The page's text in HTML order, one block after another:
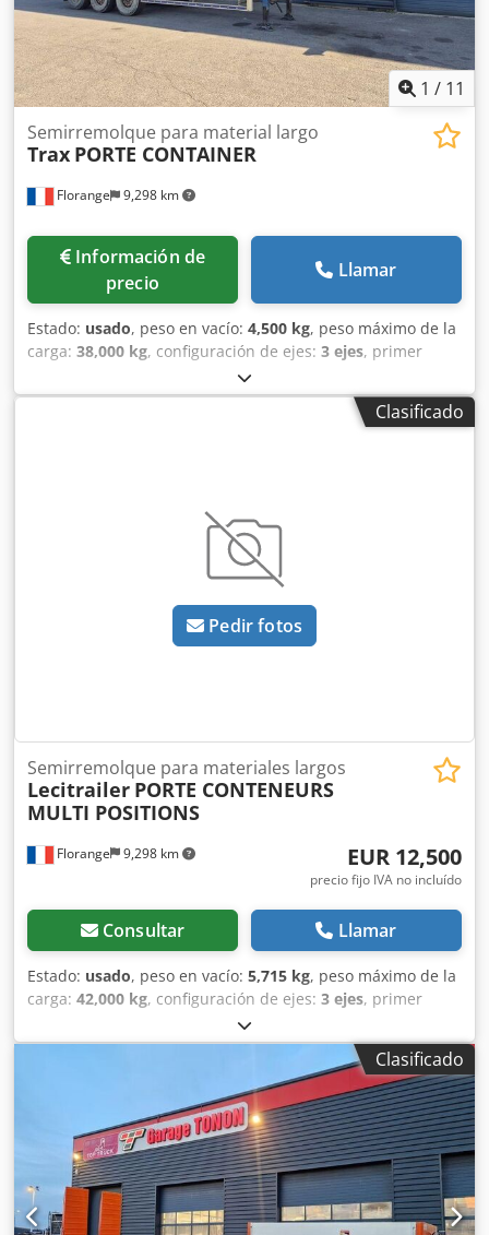
1 / 11
Florange 9,298 km
Semirremolque para material largo
Trax PORTE CONTAINER
Información de
precio
Llamar
Estado: usado, peso en vacío: 4,500 kg, peso máximo de la
carga: 38,000 kg, configuración de ejes: 3 ejes, primer
, longitud total:
amortiguación:aire, estado del neumático:85 %,
, • Extensión trasera manual
Clasificado
Pedir fotos
Florange 9,298 km
Semirremolque para materiales largos
Lecitrailer PORTE CONTENEURS
MULTI POSITIONS
EUR 12,500
precio fijo IVA no incluído
Consultar Llamar
Estado: usado, peso en vacío: 5,715 kg, peso máximo de la
carga: 42,000 kg, configuración de ejes: 3 ejes, primer
, amortiguación:
neumático:65 %, capacidad de carga:36,285 kg, Múltiples
posiciones 20’, 30’, 40’, 45’ Extensible delantero y trasero
Cajón trasero manual Caja de almacenamiento Dcjdpfox E
Uuysx Ab Ujk Frenos de disco Primer eje elevable Tercer
eje autodireccional
Clasificado